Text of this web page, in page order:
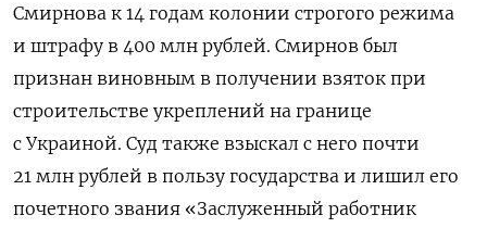
Смирнова к 14 годам колонии строгого режима
и штрафу в 400 млн рублей. Смирнов был
признан виновным в получении взяток при
строительстве укреплений на границе
с Украиной. Суд также взыскал с него почти
21 млн рублей в пользу государства и лишил его
почетного звания «Заслуженный работник